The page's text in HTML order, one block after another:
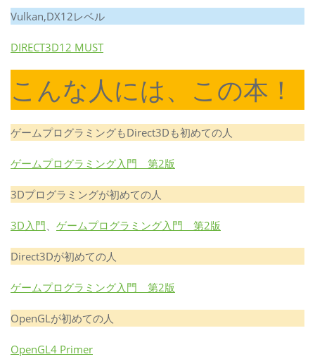
Vulkan,DX12レベル
DIRECT3D12 MUST
こんな人には、この本！
ゲームプログラミングもDirect3Dも初めての人
ゲームプログラミング入門 第2版
3Dプログラミングが初めての人
3D入門、 ゲームプログラミング入門 第2版
Direct3Dが初めての人
ゲームプログラミング入門 第2版
OpenGLが初めての人
OpenGL4 Primer